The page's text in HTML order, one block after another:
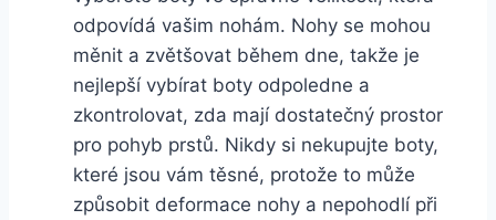
odpovídá⁣ vašim ⁤nohám. Nohy se mohou
měnit a zvětšovat během dne, takže je
nejlepší vybírat boty odpoledne a
zkontrolovat, zda mají dostatečný prostor
pro pohyb prstů. Nikdy si nekupujte ⁢boty,
které jsou vám ​těsné, protože⁤ to může
způsobit deformace nohy a nepohodlí ⁢při